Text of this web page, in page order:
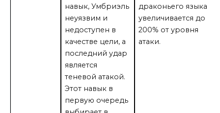
навык, Умбриэль
неуязвим и
недоступен в
качестве цели, а
последний удар
является
теневой атакой.
Этот навык в
первую очередь
драконьего языка
увеличивается до
200% от уровня
атаки.